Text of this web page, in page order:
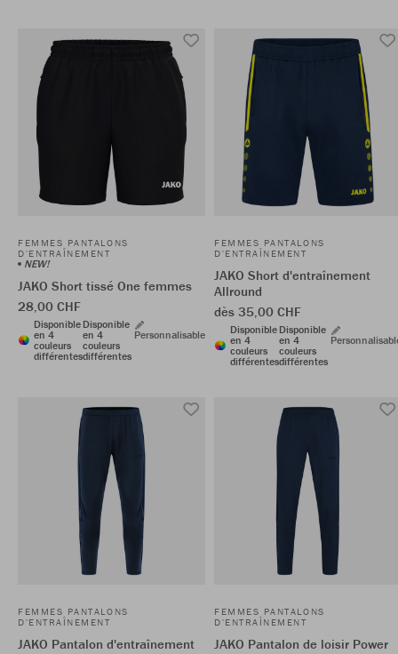
FEMMES PANTALONS
D'ENTRAÎNEMENT
NEW!
JAKO Short tissé One femmes
28,00 CHF
Disponible
en 4
couleurs
différentes
Disponible
en 4
couleurs
différentes
Personnalisable
FEMMES PANTALONS
D'ENTRAÎNEMENT
JAKO Short d'entraînement
Allround
dès 35,00 CHF
Disponible
en 4
couleurs
différentes
Disponible
en 4
couleurs
différentes
FEMMES PANTALONS
D'ENTRAÎNEMENT
JAKO Pantalon d'entraînement
FEMMES PANTALONS
D'ENTRAÎNEMENT
JAKO Pantalon de loisir Power